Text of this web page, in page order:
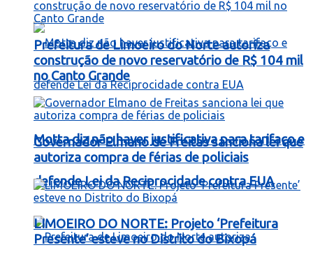
Motta diz não haver justificativa para tarifaço e
defende Lei da Reciprocidade contra EUA
Prefeitura de Limoeiro do Norte autoriza
construção de novo reservatório de R$ 104 mil
no Canto Grande
Governador Elmano de Freitas sanciona lei que
autoriza compra de férias de policiais
LIMOEIRO DO NORTE: Projeto ‘Prefeitura
Presente’ esteve no Distrito do Bixopá